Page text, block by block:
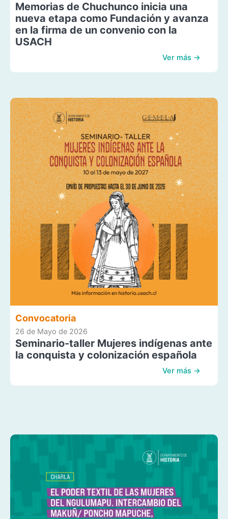
Memorias de Chuchunco inicia una
nueva etapa como Fundación y avanza
en la firma de un convenio con la
USACH
Ver más →
Convocatoria
26 de Mayo de 2026
Seminario-taller Mujeres indígenas ante
la conquista y colonización española
Ver más →